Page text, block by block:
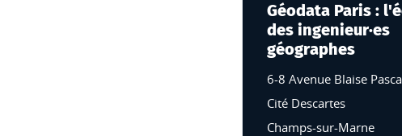
Géodata Paris :
des ingenieur·es
géographes
6-8 Avenue Blaise
Cité Descartes
Champs-sur-Marne